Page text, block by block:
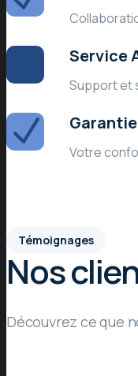
Service
Support et
Votre
Témoignages
Nos
Découvrez ce que